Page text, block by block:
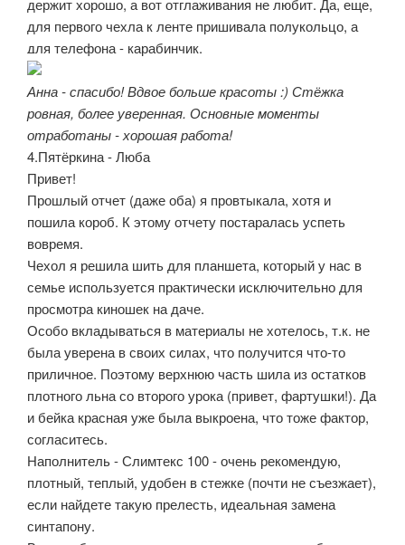
держит хорошо, а вот отглаживания не любит. Да, еще,
для первого чехла к ленте пришивала полукольцо, а
для телефона - карабинчик.
Анна - спасибо! Вдвое больше красоты :) Стёжка
ровная, более уверенная. Основные моменты
отработаны - хорошая работа!
4.Пятёркина - Люба
Привет!
Прошлый отчет (даже оба) я провтыкала, хотя и
пошила короб. К этому отчету постаралась успеть
вовремя.
Чехол я решила шить для планшета, который у нас в
семье используется практически исключительно для
просмотра киношек на даче.
Особо вкладываться в материалы не хотелось, т.к. не
была уверена в своих силах, что получится что-то
приличное. Поэтому верхнюю часть шила из остатков
плотного льна со второго урока (привет, фартушки!). Да
и бейка красная уже была выкроена, что тоже фактор,
согласитесь.
Наполнитель - Слимтекс 100 - очень рекомендую,
плотный, теплый, удобен в стежке (почти не съезжает),
если найдете такую прелесть, идеальная замена
синтапону.